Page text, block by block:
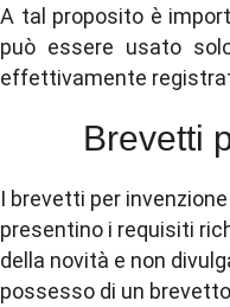
A tal proposito è
può essere usato
effettivamente
Brevetti
I brevetti per
presentino i requisiti
della novità e non
possesso di un